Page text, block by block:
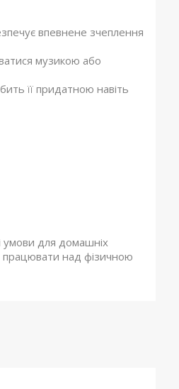
впевнене зчеплення
музикою або
її придатною навіть
умови для домашніх
працювати над фізичною